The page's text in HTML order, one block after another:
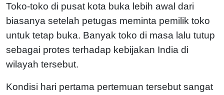
Toko-toko di pusat kota buka lebih awal dari
biasanya setelah petugas meminta pemilik toko
untuk tetap buka. Banyak toko di masa lalu tutup
sebagai protes terhadap kebijakan India di
wilayah tersebut.
Kondisi hari pertama pertemuan tersebut sangat